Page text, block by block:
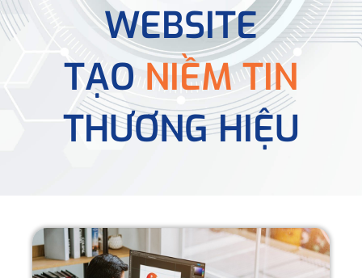
WEBSITE
TẠONIỀM TIN
THƯƠNG HIỆU